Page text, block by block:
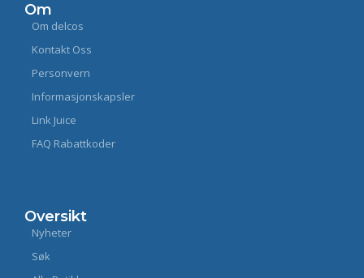
Om
Om delcos
Kontakt Oss
Personvern
Informasjonskapsler
Link Juice
FAQ Rabattkoder
Oversikt
Nyheter
Søk